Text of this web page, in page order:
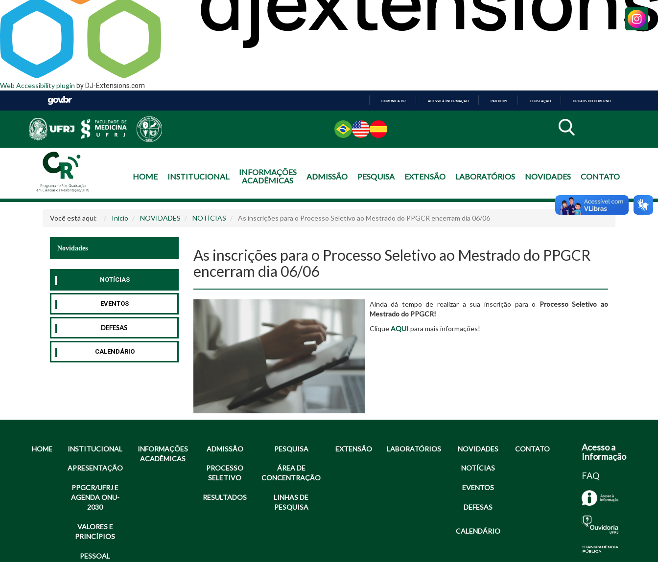
Web Accessibility plugin by DJ-Extensions.com
PARA
CONTEÚDO
COMUNICA BR ACESSO À INFORMAÇÃO PARTICIPE LEGISLAÇÃO ÓRGÃOS DO GOVERNO
HOME INSTITUCIONAL
INFORMAÇÕES
ACADÊMICAS
ADMISSÃO PESQUISA EXTENSÃO LABORATÓRIOS NOVIDADES CONTATO
Você está aqui: Início NOVIDADES NOTÍCIAS As inscrições para o Processo Seletivo ao Mestrado do PPGCR encerram dia 06/06
Novidades
NOTÍCIAS
EVENTOS
DEFESAS
CALENDÁRIO
As inscrições para o Processo Seletivo ao Mestrado do PPGCR
encerram dia 06/06
Ainda dá tempo de realizar a sua inscrição para o Processo Seletivo ao
Mestrado do PPGCR!
CliqueAQUI para mais informações!
HOME INSTITUCIONAL
APRESENTAÇÃO
PPGCR/UFRJ E
AGENDA ONU-
2030
VALORES E
PRINCÍPIOS
PESSOAL
INFORMAÇÕES
ACADÊMICAS
ADMISSÃO
PROCESSO
SELETIVO
RESULTADOS
PESQUISA
ÁREA DE
CONCENTRAÇÃO
LINHAS DE
PESQUISA
EXTENSÃO LABORATÓRIOS NOVIDADES
NOTÍCIAS
EVENTOS
DEFESAS
CALENDÁRIO
CONTATO
Acesso a
Informação
FAQ